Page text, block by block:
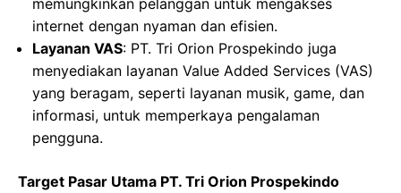
memungkinkan pelanggan untuk mengakses
internet dengan nyaman dan efisien.
Layanan VAS: PT. Tri Orion Prospekindo juga
menyediakan layanan Value Added Services (VAS)
yang beragam, seperti layanan musik, game, dan
informasi, untuk memperkaya pengalaman
pengguna.
Target Pasar Utama PT. Tri Orion Prospekindo